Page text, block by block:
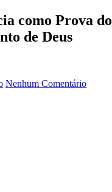
como Prova do
de Deus
Nenhum Comentário